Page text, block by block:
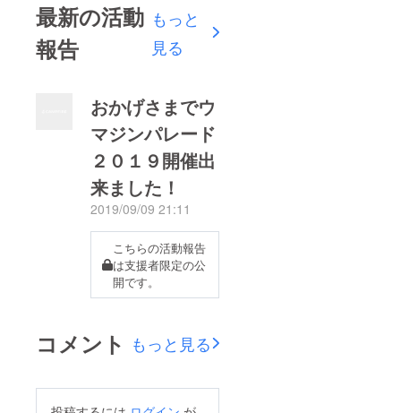
最新の活動
報告
もっと
見る
おかげさまでウ
マジンパレード
２０１９開催出
来ました！
2019/09/09 21:11
こちらの活動報告
は支援者限定の公
開です。
コメント もっと見る